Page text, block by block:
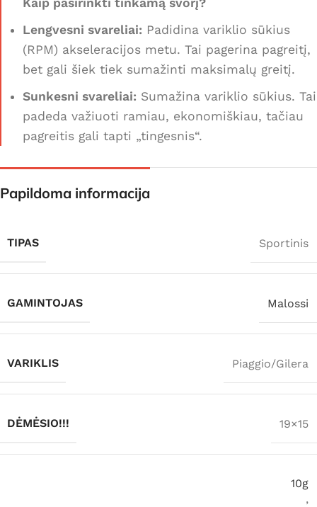
Kaip pasirinkti tinkamą svorį?
Lengvesni svareliai: Padidina variklio sūkius
(RPM) akseleracijos metu. Tai pagerina pagreitį,
bet gali šiek tiek sumažinti maksimalų greitį.
Sunkesni svareliai: Sumažina variklio sūkius. Tai
padeda važiuoti ramiau, ekonomiškiau, tačiau
pagreitis gali tapti „tingesnis“.
Papildoma informacija
TIPAS Sportinis
GAMINTOJAS Malossi
VARIKLIS Piaggio/Gilera
DĖMĖSIO!!! 19×15
10g
,